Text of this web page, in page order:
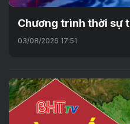
Chương trình thời sự
03/08/2026 17:51